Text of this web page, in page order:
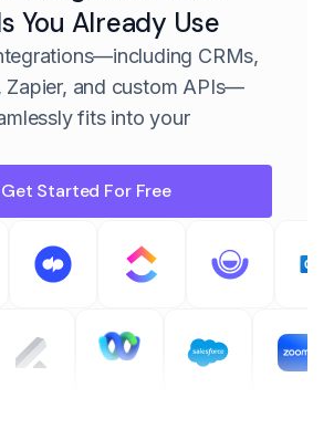
You Already Use
CRMs,
Zapier, and custom APIs—
fits into your
Get Started For Free